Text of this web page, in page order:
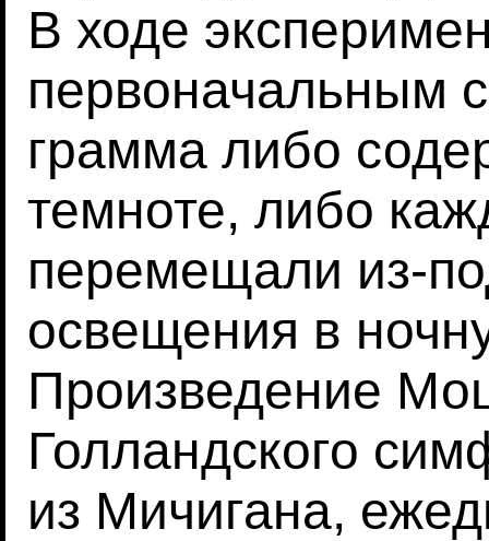
В ходе
первоначальным
грамма либо
темноте, либо
перемещали из-
освещения в
Произведение
Голландского
из Мичигана,